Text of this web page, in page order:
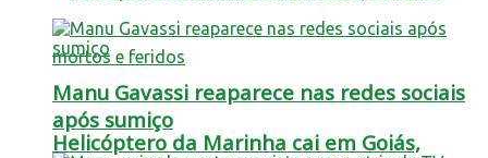
Helicóptero da Marinha cai em Goiás,
Manu Gavassi reaparece nas redes sociais
após sumiço